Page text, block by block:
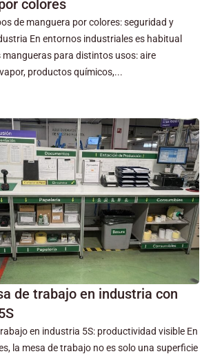
colores
de manguera por colores: seguridad y
En entornos industriales es habitual
para distintos usos: aire
productos químicos,...
de trabajo en industria con
en industria 5S: productividad visible En
la mesa de trabajo no es solo una superficie